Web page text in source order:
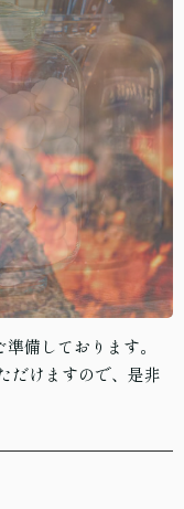
備しております。
だけますので、是非